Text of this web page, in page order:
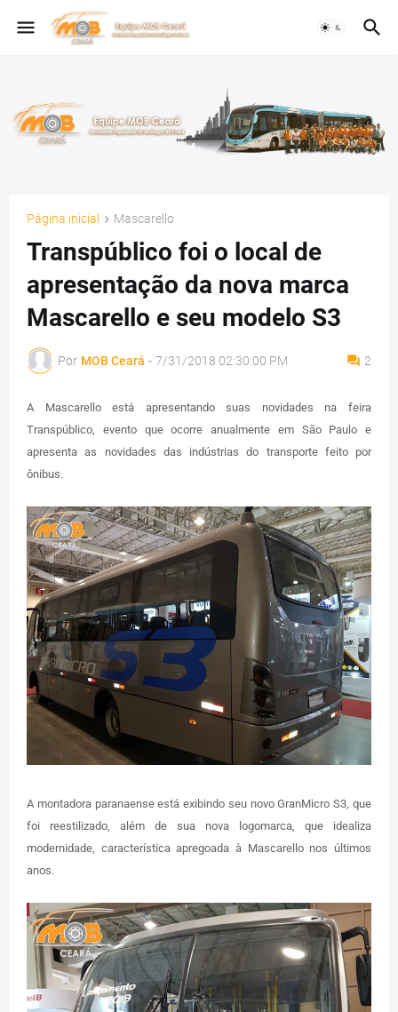
Página inicial Mascarello
Transpúblico foi o local de
apresentação da nova marca
Mascarello e seu modelo S3
Por MOB Ceará - 7/31/2018 02:30:00 PM 2
A Mascarello está apresentando suas novidades na feira
Transpúblico, evento que ocorre anualmente em São Paulo e
apresenta as novidades das indústrias do transporte feito por
ônibus.
A montadora paranaense está exibindo seu novo GranMicro S3, que
foi reestilizado, além de sua nova logomarca, que idealiza
modernidade, característica apregoada à Mascarello nos últimos
anos.